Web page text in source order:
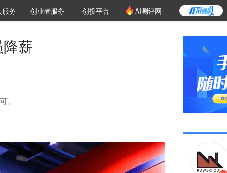
机构库
位推介
服务 创投氪堂
创业者服务 创投平台 AI测评网
薪
。